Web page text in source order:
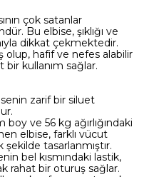
çok satanlar
Bu elbise, şıklığı ve
dikkat çekmektedir.
olup, hafif ve nefes alabilir
bir kullanım sağlar.
zarif bir siluet
boy ve 56 kg ağırlığındaki
elbise, farklı vücut
tasarlanmıştır.
bel kısmındaki lastik,
rahat bir oturuş sağlar.